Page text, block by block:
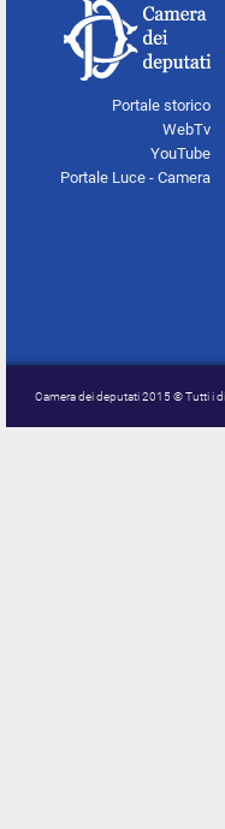
Portale storico
WebTv
YouTube
Portale Luce - Camera
Camera dei deputati 2015 © Tutti i